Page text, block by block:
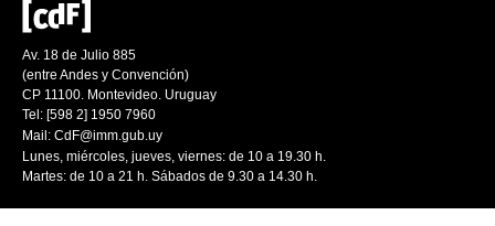
Av. 18 de Julio 885
(entre Andes y Convención)
CP 11100. Montevideo. Uruguay
Tel: [598 2] 1950 7960
Mail: CdF@imm.gub.uy
Lunes, miércoles, jueves, viernes: de 10 a 19.30 h.
Martes: de 10 a 21 h. Sábados de 9.30 a 14.30 h.